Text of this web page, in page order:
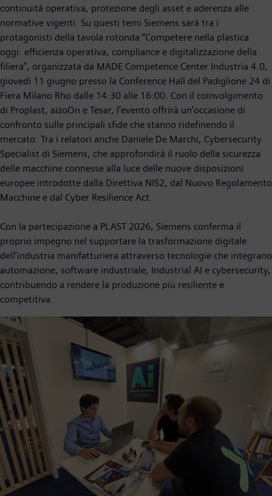
continuità operativa, protezione degli asset e aderenza alle
normative vigenti. Su questi temi Siemens sarà tra i
protagonisti della tavola rotonda “Competere nella plastica
oggi: efficienza operativa, compliance e digitalizzazione della
filiera”, organizzata da MADE Competence Center Industria 4.0,
giovedì 11 giugno presso la Conference Hall del Padiglione 24 di
Fiera Milano Rho dalle 14:30 alle 16:00. Con il coinvolgimento
di Proplast, aizoOn e Tesar, l’evento offrirà un’occasione di
confronto sulle principali sfide che stanno ridefinendo il
mercato. Tra i relatori anche Daniele De Marchi, Cybersecurity
Specialist di Siemens, che approfondirà il ruolo della sicurezza
delle macchine connesse alla luce delle nuove disposizioni
europee introdotte dalla Direttiva NIS2, dal Nuovo Regolamento
Macchine e dal Cyber Resilience Act.
Con la partecipazione a PLAST 2026, Siemens conferma il
proprio impegno nel supportare la trasformazione digitale
dell’industria manifatturiera attraverso tecnologie che integrano
automazione, software industriale, Industrial AI e cybersecurity,
contribuendo a rendere la produzione più resiliente e
competitiva.